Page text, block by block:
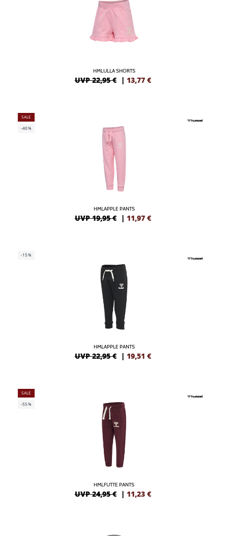
HMLULLA SHORTS
UVP 22,95 € | 13,77 €
SALE
-40%
HMLAPPLE PANTS
UVP 19,95 € | 11,97 €
-15%
HMLAPPLE PANTS
UVP 22,95 € | 19,51 €
SALE
-55%
HMLFUTTE PANTS
UVP 24,95 € | 11,23 €